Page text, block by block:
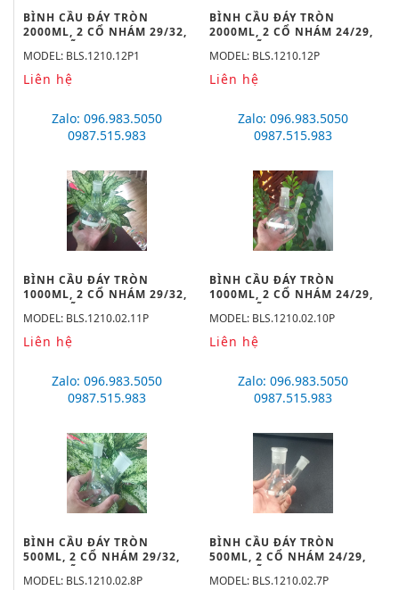
BÌNH CẦU ĐÁY TRÒN
2000ML, 2 CỔ NHÁM 29/32,
19/26 HÃNG BIOHALL
MODEL: BLS.1210.12P1
Liên hệ
BÌNH CẦU ĐÁY TRÒN
2000ML, 2 CỔ NHÁM 24/29,
19/26 HÃNG BIOHALL
MODEL: BLS.1210.12P
Liên hệ
Zalo: 096.983.5050
0987.515.983
BÌNH CẦU ĐÁY TRÒN
1000ML, 2 CỔ NHÁM 29/32,
19/26 HÃNG BIOHALL
MODEL: BLS.1210.02.11P
Liên hệ
Zalo: 096.983.5050
0987.515.983
BÌNH CẦU ĐÁY TRÒN
1000ML, 2 CỔ NHÁM 24/29,
19/26 HÃNG BIOHALL
MODEL: BLS.1210.02.10P
Liên hệ
Zalo: 096.983.5050
0987.515.983
BÌNH CẦU ĐÁY TRÒN
500ML, 2 CỔ NHÁM 29/32,
19/26 HÃNG BIOHALL
MODEL: BLS.1210.02.8P
Zalo: 096.983.5050
0987.515.983
BÌNH CẦU ĐÁY TRÒN
500ML, 2 CỔ NHÁM 24/29,
19/26 HÃNG BIOHALL
MODEL: BLS.1210.02.7P